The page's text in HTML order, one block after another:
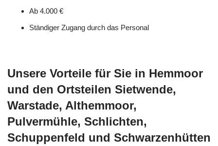
Ab 4.000 €
Ständiger Zugang durch das Personal
Unsere Vorteile für Sie in Hemmoor
und den Ortsteilen Sietwende,
Warstade, Althemmoor,
Pulvermühle, Schlichten,
Schuppenfeld und Schwarzenhütten